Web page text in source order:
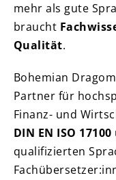
mehr als gute
braucht
Qualität.
Bohemian
Partner für
Finanz- und
DIN EN ISO 17100
qualifizierten